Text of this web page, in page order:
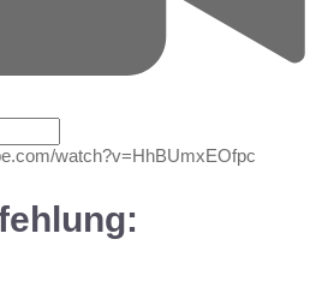
watch?v=HhBUmxEOfpc